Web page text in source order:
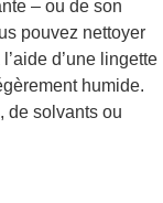
– ou de son
pouvez nettoyer
d’une lingette
humide.
de solvants ou